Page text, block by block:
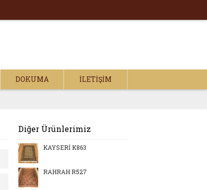
DOKUMA İLETIŞIM
Diğer Ürünlerimiz
KAYSERİ K863
RAHRAH R527